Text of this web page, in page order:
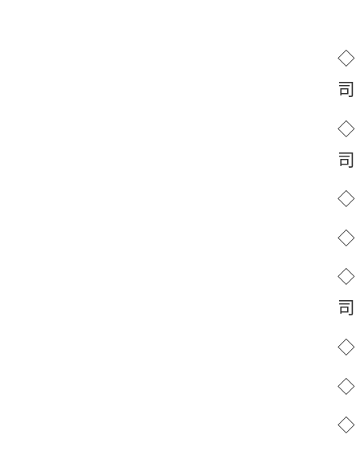
◇
◇
◇
◇
◇
◇
◇
◇